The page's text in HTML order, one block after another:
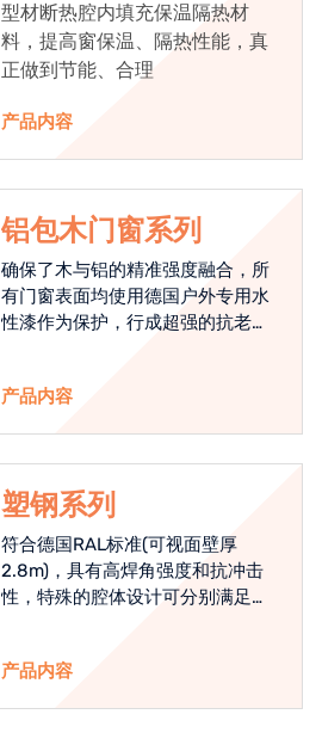
型材断热腔内填充保温隔热材
料，提高窗保温、隔热性能，真
正做到节能、合理
产品内容
铝包木门窗系列
确保了木与铝的精准强度融合，所
有门窗表面均使用德国户外专用水
性漆作为保护，行成超强的抗老化
产品内容
塑钢系列
符合德国RAL标准(可视面壁厚
2.8m)，具有高焊角强度和抗冲击
性，特殊的腔体设计可分别满足隔
产品内容